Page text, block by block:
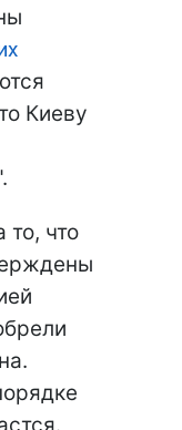
Киеву
то, что